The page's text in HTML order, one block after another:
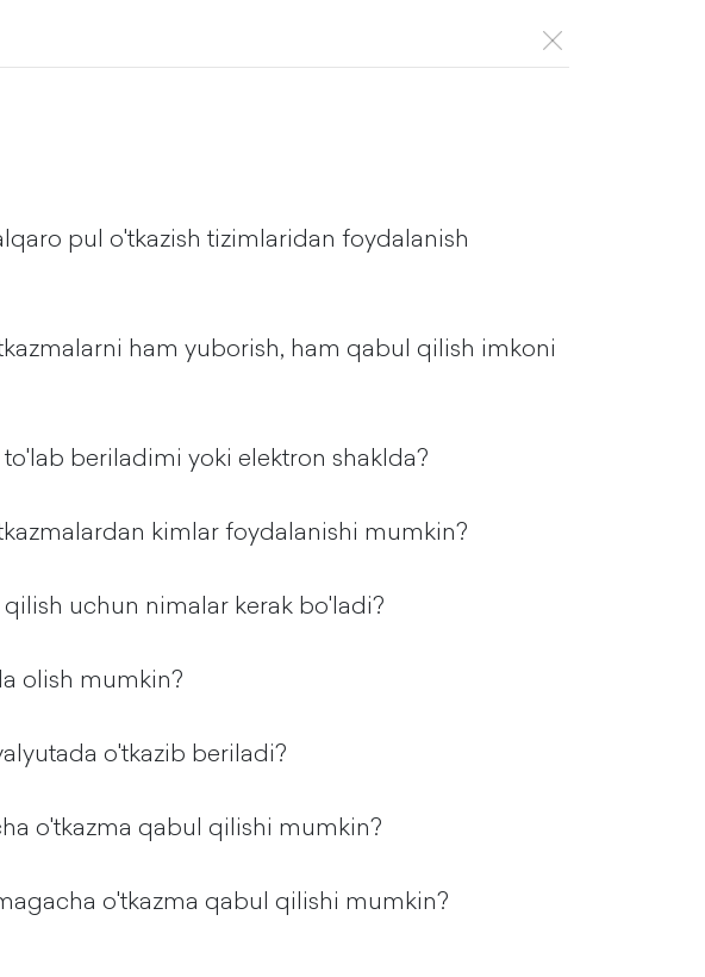
pul o'tkazish tizimlaridan foydalanish
ham yuborish, ham qabul qilish imkoni
beriladimi yoki elektron shaklda?
kimlar foydalanishi mumkin?
uchun nimalar kerak bo'ladi?
olish mumkin?
o'tkazib beriladi?
o'tkazma qabul qilishi mumkin?
o'tkazma qabul qilishi mumkin?